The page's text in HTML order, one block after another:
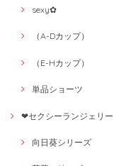
sexy✿
（A-Dカップ）
（E-Hカップ）
単品ショーツ
❤セクシーランジェリー
向日葵シリーズ